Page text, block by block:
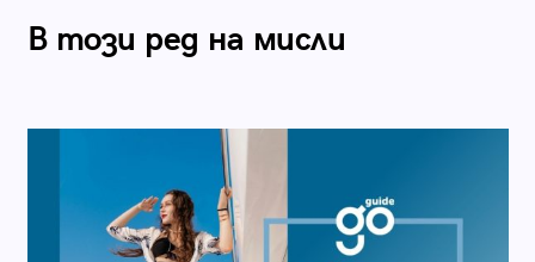
В този ред на мисли